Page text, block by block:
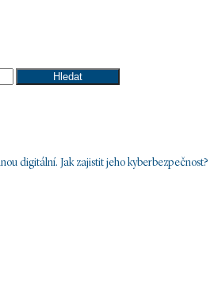
Hledat
digitální. Jak zajistit jeho kyberbezpečnost?